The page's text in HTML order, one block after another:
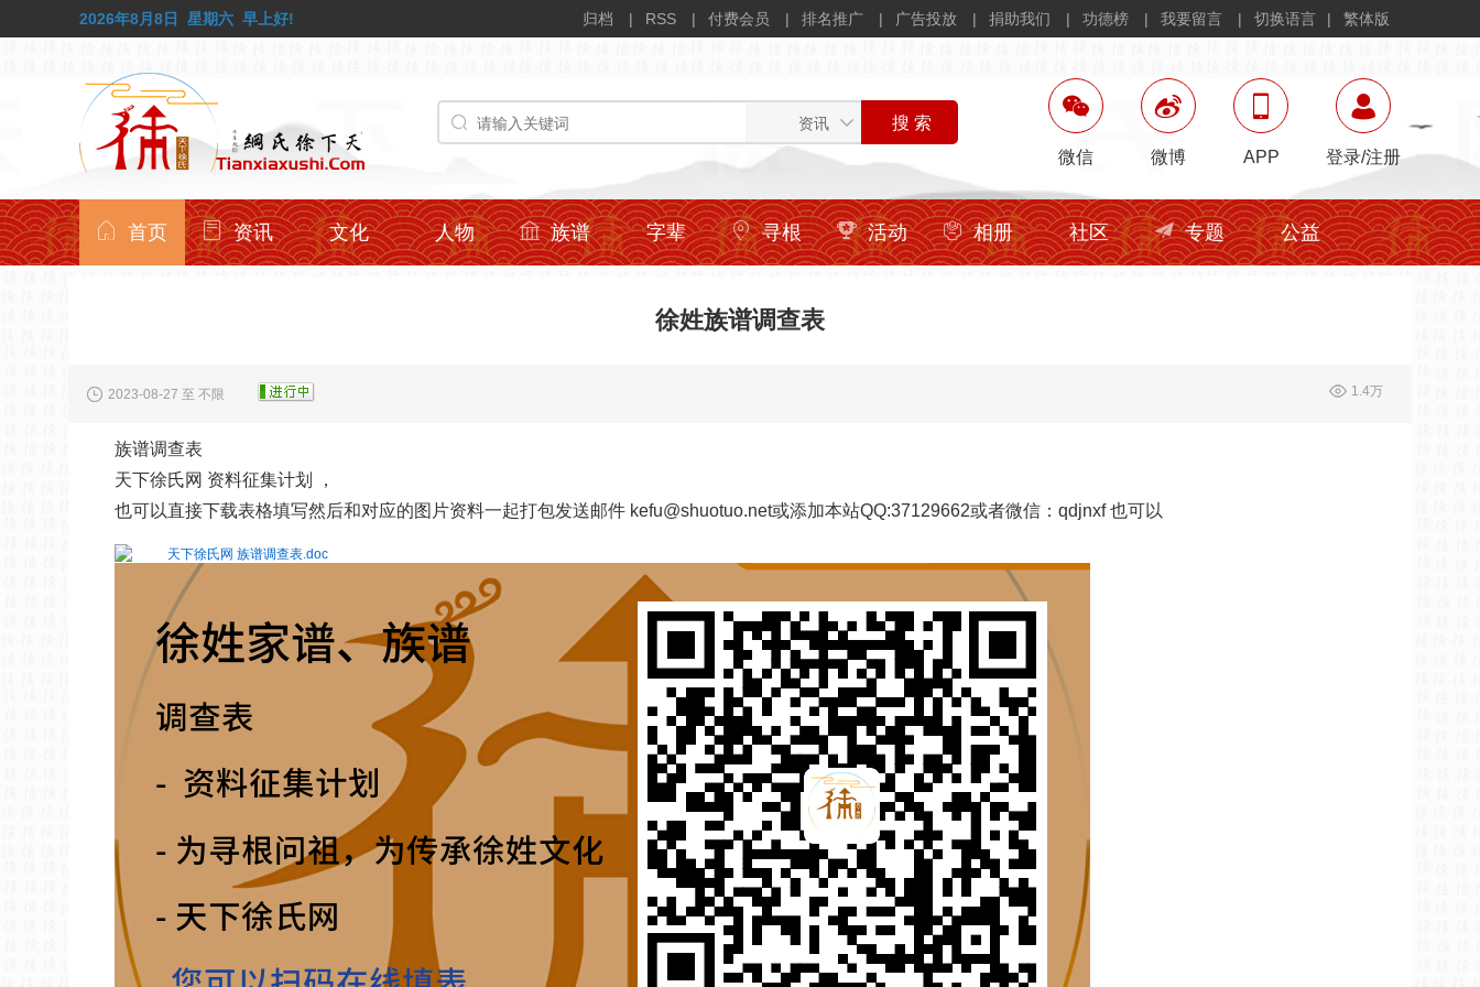
2026年8月8日 星期六 早上好! 归档 RSS 付费会员 排名推广 广告投放 捐助我们 功德榜 我要留言 切换语言 繁体版
微信 微博 APP 登录/注册
首页 资讯 文化 人物 族谱 字辈 寻根 活动 相册 社区 专题 公益
徐姓族谱调查表
1.4万
2023-08-27 至 不限
族谱调查表
天下徐氏网 资料征集计划 ，
也可以直接下载表格填写然后和对应的图片资料一起打包发送邮件 kefu@shuotuo.net或添加本站QQ:37129662或者微信：qdjnxf 也可以
天下徐氏网 族谱调查表.doc